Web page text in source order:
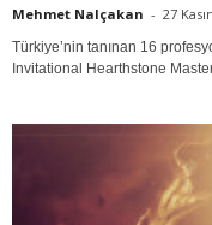
Mehmet Nalçakan - 27
Türkiye’nin tanınan 16
Invitational Hearthstone